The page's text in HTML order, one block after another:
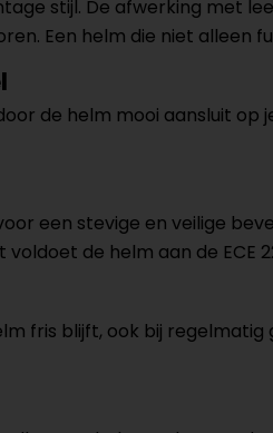
stijl. De afwerking met
Een helm die niet alleen
de helm mooi aansluit
een stevige en veilige
de helm aan de ECE
fris blijft, ook bij